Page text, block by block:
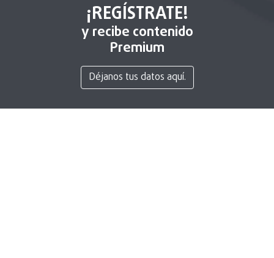
¡REGÍSTRATE!
y recibe contenido
Premium
Déjanos tus datos aquí.